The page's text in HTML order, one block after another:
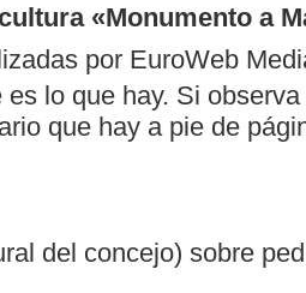
«Monumento a
por EuroWeb
lo que hay. Si
que hay a pie de
del concejo) sobre